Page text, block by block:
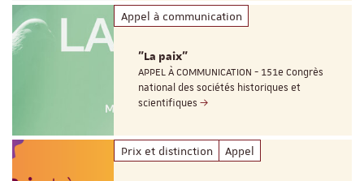
Appel à communication
"La paix"
APPEL À COMMUNICATION - 151e Congrès
national des sociétés historiques et
scientifiques
Prix et distinction Appel